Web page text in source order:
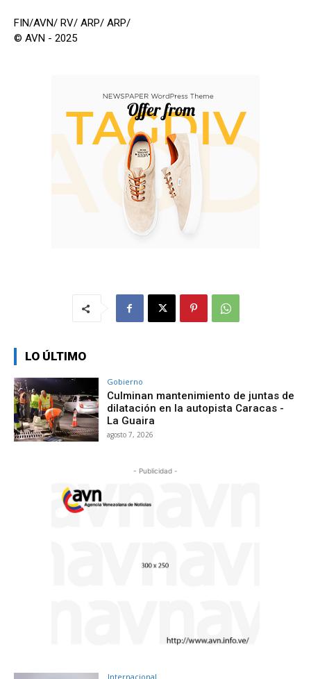
FIN/AVN/ RV/ ARP/ ARP/
© AVN - 2025
LO ÚLTIMO
Gobierno
Culminan mantenimiento de juntas de
dilatación en la autopista Caracas -
La Guaira
agosto 7, 2026
- Publicidad -
Internacional